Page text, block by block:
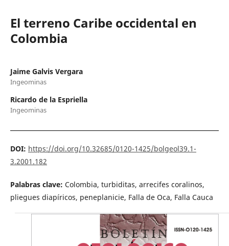
El terreno Caribe occidental en
Colombia
Jaime Galvis Vergara
Ingeominas
Ricardo de la Espriella
Ingeominas
DOI: https://doi.org/10.32685/0120-1425/bolgeol39.1-
3.2001.182
Palabras clave: Colombia, turbiditas, arrecifes coralinos,
pliegues diapíricos, peneplanicie, Falla de Oca, Falla Cauca